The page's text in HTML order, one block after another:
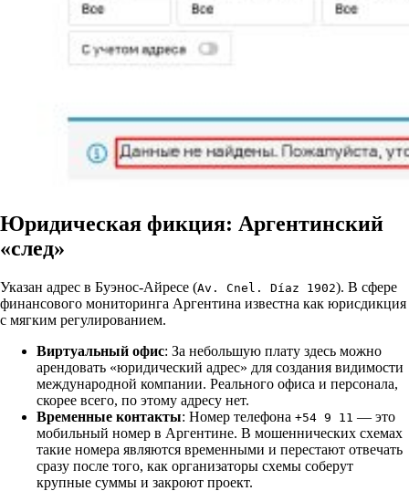
Юридическая фикция: Аргентинский
«след»
Указан адрес в Буэнос-Айресе (Av. Cnel. Díaz 1902). В сфере
финансового мониторинга Аргентина известна как юрисдикция
с мягким регулированием.
Виртуальный офис: За небольшую плату здесь можно
арендовать «юридический адрес» для создания видимости
международной компании. Реального офиса и персонала,
скорее всего, по этому адресу нет.
Временные контакты: Номер телефона +54 9 11 — это
мобильный номер в Аргентине. В мошеннических схемах
такие номера являются временными и перестают отвечать
сразу после того, как организаторы схемы соберут
крупные суммы и закроют проект.